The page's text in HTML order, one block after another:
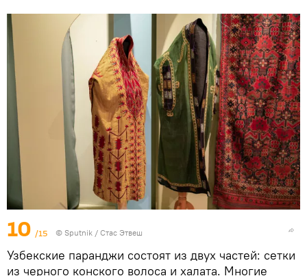
10 /15 © Sputnik / Стас Этвеш
Узбекские паранджи состоят из двух частей: сетки
из черного конского волоса и халата. Многие